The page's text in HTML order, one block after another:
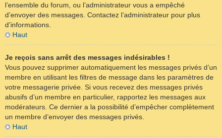
l’ensemble du forum, ou l’administrateur vous a empêché
d’envoyer des messages. Contactez l’administrateur pour plus
d’informations.
Haut
Je reçois sans arrêt des messages indésirables !
Vous pouvez supprimer automatiquement les messages privés d’un
membre en utilisant les filtres de message dans les paramètres de
votre messagerie privée. Si vous recevez des messages privés
abusifs d’un membre en particulier, rapportez les messages aux
modérateurs. Ce dernier a la possibilité d’empêcher complètement
un membre d’envoyer des messages privés.
Haut